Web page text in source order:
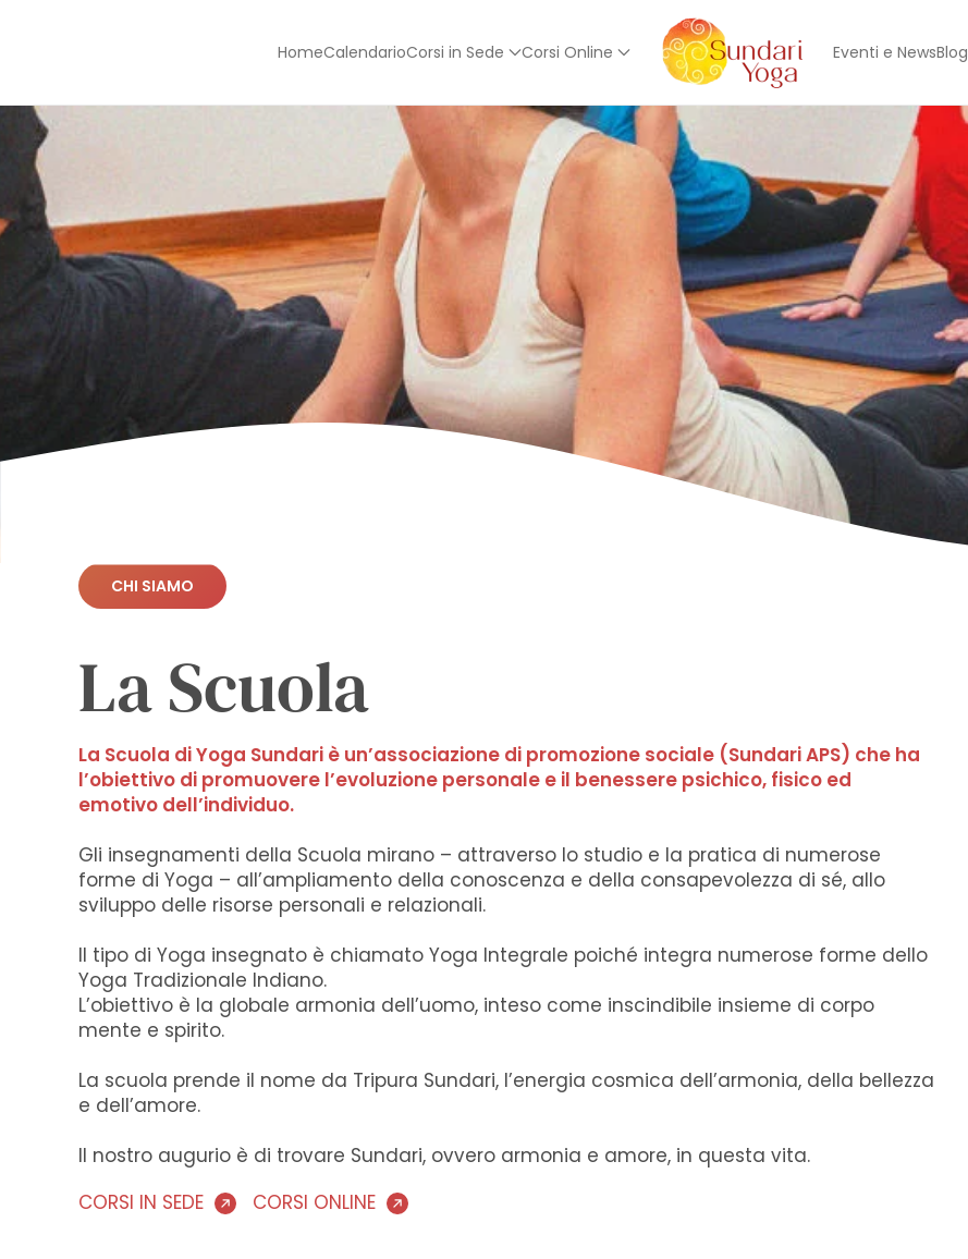
HomeCalendarioCorsi in Sede Corsi Online Eventi e NewsBlog
CHI SIAMO
La Scuola
La Scuola di Yoga Sundari è un’associazione di promozione sociale (Sundari APS) che ha
l’obiettivo di promuovere l’evoluzione personale e il benessere psichico, fisico ed
emotivo dell’individuo.
Gli insegnamenti della Scuola mirano – attraverso lo studio e la pratica di numerose
forme di Yoga – all’ampliamento della conoscenza e della consapevolezza di sé, allo
sviluppo delle risorse personali e relazionali.
Il tipo di Yoga insegnato è chiamato Yoga Integrale poiché integra numerose forme dello
Yoga Tradizionale Indiano.
L’obiettivo è la globale armonia dell’uomo, inteso come inscindibile insieme di corpo
mente e spirito.
La scuola prende il nome da Tripura Sundari, l’energia cosmica dell’armonia, della bellezza
e dell’amore.
Il nostro augurio è di trovare Sundari, ovvero armonia e amore, in questa vita.
CORSI IN SEDE
CORSI ONLINE